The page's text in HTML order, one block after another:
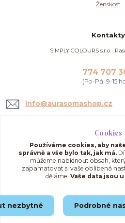
Ženskost
Kontakty
SIMPLY COLOURS s.r.o. ,
774 707
(Po-Pá, 9-15
info@aurasomashop.cz
Upravit sběr
© 2025 AuraSomaShop.cz – provozovatel
sídlem Paseka 334, 783 97,
Cookies
Používáme cookies, aby
správně a vše bylo tak, jak má.
můžeme nabídnout obsah,
zapamatovat si vaše oblíbená
děláme. Vaše data jsou
nezbytné Podrobné